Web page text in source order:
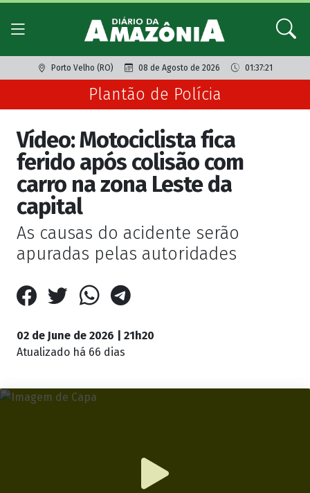
Porto Velho (RO) 08 de Agosto de 2026 01:37:21
Plantão de Polícia
Vídeo: Motociclista fica
ferido após colisão com
carro na zona Leste da
capital
As causas do acidente serão
apuradas pelas autoridades
02 de June de 2026 | 21h20
Atualizado há 66 dias